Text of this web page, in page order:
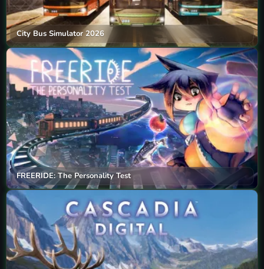
City Bus Simulator 2026
FREERIDE: The Personality Test